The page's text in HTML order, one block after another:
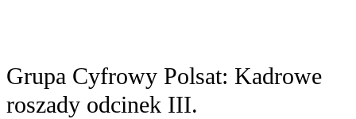
Grupa Cyfrowy Polsat: Kadrowe
roszady odcinek III.